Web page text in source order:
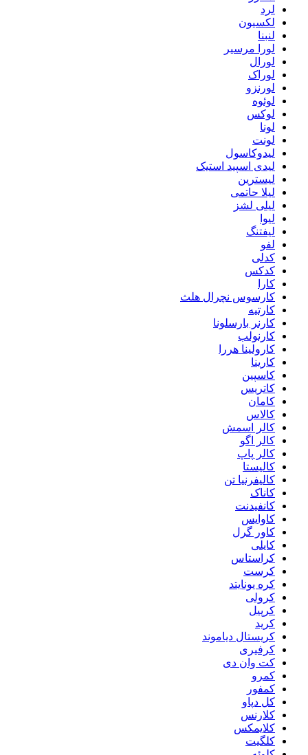
لرد
لکسیون
لنبنا
لورا مرسیر
لورال
لوراک
لورنزو
لوئوه
لوکس
لونا
لونت
لیدوکاسول
لیدی اسپید استیک
لیسترین
لیلا حاتمی
لیلی لشز
لیوا
لیفتنگ
لفو
کدلی
کدکس
کارا
کارسوس نچرال هلث
کارتیه
کارنر بارسلونا
کارنولب
کارولینا هررا
کارینا
کاسپین
کاتریس
کامان
کالاس
کالر اسمش
کالر اگو
کالر پاپ
کالیستا
کالیفرنیا تن
کاناک
کانفیدنت
کاوایس
کاور گرل
کایلی
کراستاس
کرست
کره یونایتد
کرولی
کرپیل
کرید
کریستال دیاموند
کرفیری
کت وان دی
کمرو
کمفور
کل دپاو
کلارنس
کلایمکس
کلگیت